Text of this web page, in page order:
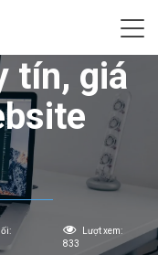
kế website Onter
tín, giá
Lượt xem:
833